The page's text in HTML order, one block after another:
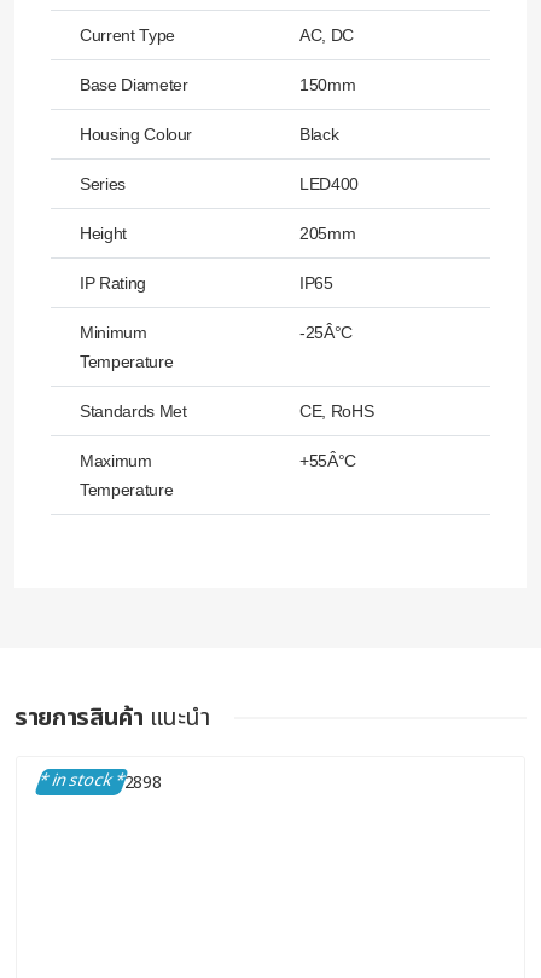
Current Type AC, DC
Base Diameter 150mm
Housing Colour Black
Series LED400
Height 205mm
IP Rating IP65
Minimum
Temperature
-25Â°C
Standards Met CE, RoHS
Maximum
Temperature
+55Â°C
รายการสินค้า แนะนำ
* in stock *